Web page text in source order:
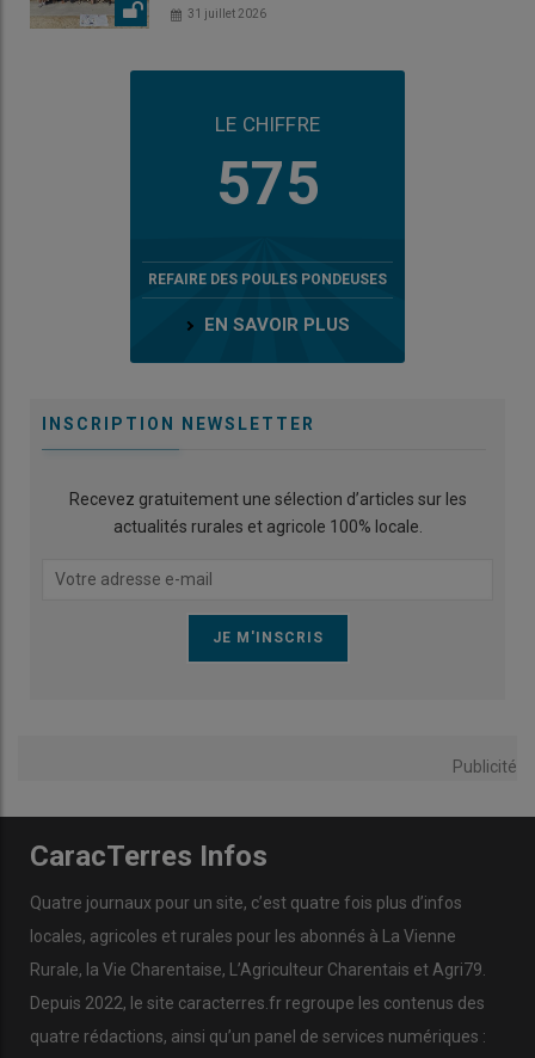
31 juillet 2026
LE CHIFFRE
575
REFAIRE DES POULES PONDEUSES
EN SAVOIR PLUS
INSCRIPTION NEWSLETTER
Recevez gratuitement une sélection d’articles sur les
actualités rurales et agricole 100% locale.
Publicité
CaracTerres Infos
Quatre journaux pour un site, c’est quatre fois plus d’infos
locales, agricoles et rurales pour les abonnés à La Vienne
Rurale, la Vie Charentaise, L’Agriculteur Charentais et Agri79.
Depuis 2022, le site caracterres.fr regroupe les contenus des
quatre rédactions, ainsi qu’un panel de services numériques :